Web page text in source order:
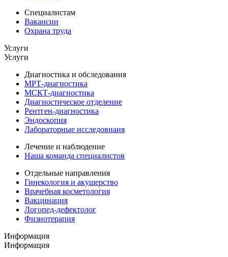
Специалистам
Вакансии
Охрана труда
Услуги
Услуги
Диагностика и обследования
МРТ-диагностика
МСКТ-диагностика
Диагностическое отделение
Рентген-диагностика
Эндоскопия
Лабораторные исследовнаия
Лечение и наблюдение
Наша команда специалистов
Отдельные направления
Гинекология и акушерство
Врачебная косметология
Вакцинация
Логопед-дефектолог
Физиотерапия
Информация
Информация